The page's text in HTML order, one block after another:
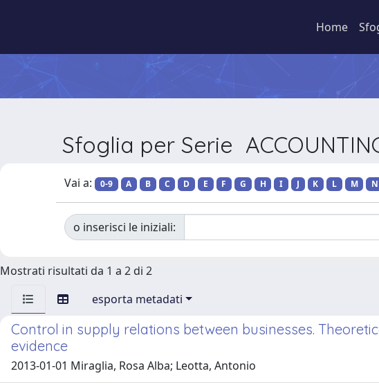
Home
Sfoglia per Serie
Vai a: 0-9 A B C D E F G H I J K L M N
o inserisci le iniziali:
Mostrati risultati da 1 a 2 di 2
esporta metadati
Control in supply relations between businesses.
evidence
2013-01-01 Miraglia, Rosa Alba; Leotta, Antonio